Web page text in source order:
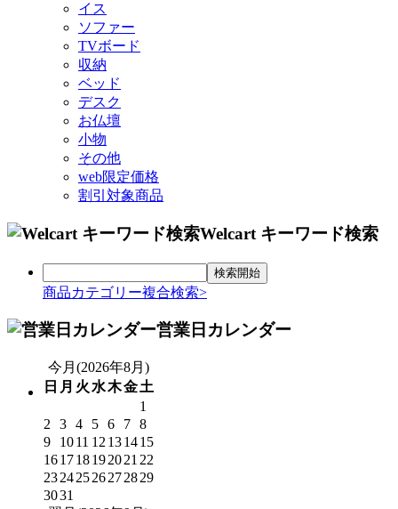
イス
ソファー
TVボード
収納
ベッド
デスク
お仏壇
小物
その他
web限定価格
割引対象商品
Welcart キーワード検索
商品カテゴリー複合検索>
営業日カレンダー
今月(2026年8月)
日 月 火 水木金土
1
2
3 4 5 6 7 8
9
1011 12 131415
161718192021 22
23242526272829
3031